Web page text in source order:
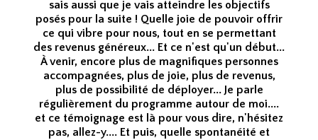
sais aussi que je vais atteindre les objectifs
posés pour la suite ! Quelle joie de pouvoir offrir
ce qui vibre pour nous, tout en se permettant
des revenus généreux... Et ce n'est qu'un début...
À venir, encore plus de magnifiques personnes
accompagnées, plus de joie, plus de revenus,
plus de possibilité de déployer... Je parle
régulièrement du programme autour de moi....
et ce témoignage est là pour vous dire, n'hésitez
pas, allez-y.... Et puis, quelle spontanéité et